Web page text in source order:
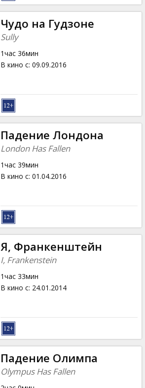
Чудо на Гудзоне
Sully
1час 36мин
В кино с: 09.09.2016
Падение Лондона
London Has Fallen
1час 39мин
В кино с: 01.04.2016
Я, Франкенштейн
I, Frankenstein
1час 33мин
В кино с: 24.01.2014
Падение Олимпа
Olympus Has Fallen